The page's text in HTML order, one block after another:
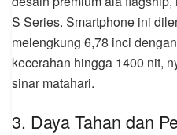
S Series. Smartphone ini
melengkung 6,78 inci
kecerahan hingga 1400 nit,
sinar matahari.
3. Daya Tahan dan